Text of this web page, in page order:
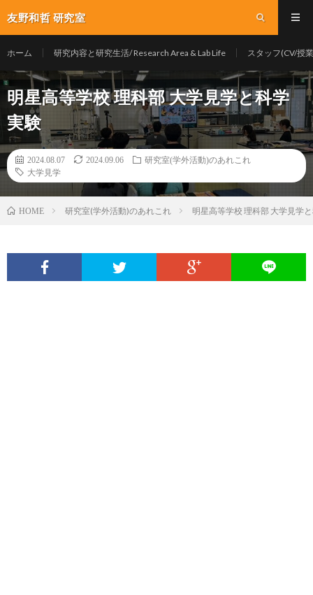
友野和哲 研究室
ホーム 研究内容と研究生活/ Research Area & Lab Life スタッフ(CV/授
明星高等学校 理科部 大学見学と科学
実験
2024.08.07 2024.09.06
研究室(学外活動)のあれこれ
大学見学
HOME 研究室(学外活動)のあれこれ 明星高等学校 理科部 大学見学